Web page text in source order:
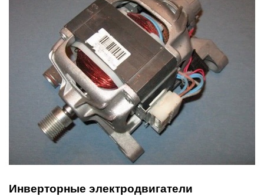
Инверторные электродвигатели